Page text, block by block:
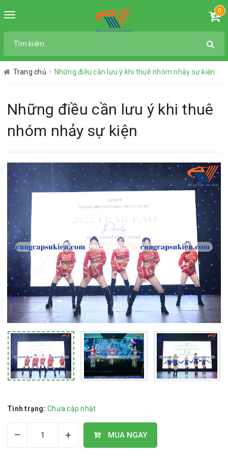
Toggle
0
Trang chủ Những điều cần lưu ý khi thuê nhóm nhảy sự kiện
Những điều cần lưu ý khi thuê
nhóm nhảy sự kiện
Tình trạng: Chưa cập nhật
– + MUA NGAY